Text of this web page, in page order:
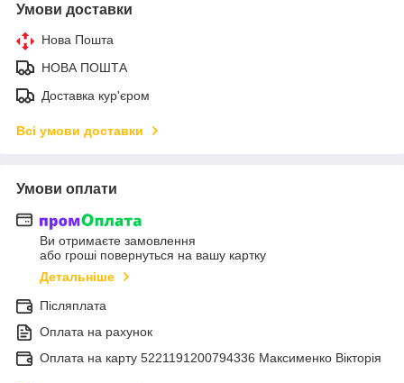
Умови доставки
Нова Пошта
НОВА ПОШТА
Доставка кур'єром
Всі умови доставки
Умови оплати
Ви отримаєте замовлення
або гроші повернуться на вашу картку
Детальніше
Післяплата
Оплата на рахунок
Оплата на карту 5221191200794336 Максименко Вікторія